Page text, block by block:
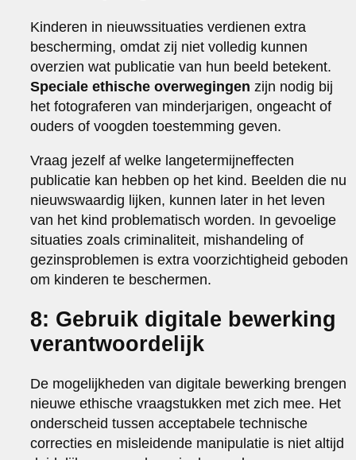
Kinderen in nieuwssituaties verdienen extra
bescherming, omdat zij niet volledig kunnen
overzien wat publicatie van hun beeld betekent.
Speciale ethische overwegingen zijn nodig bij
het fotograferen van minderjarigen, ongeacht of
ouders of voogden toestemming geven.
Vraag jezelf af welke langetermijneffecten
publicatie kan hebben op het kind. Beelden die nu
nieuwswaardig lijken, kunnen later in het leven
van het kind problematisch worden. In gevoelige
situaties zoals criminaliteit, mishandeling of
gezinsproblemen is extra voorzichtigheid geboden
om kinderen te beschermen.
8: Gebruik digitale bewerking
verantwoordelijk
De mogelijkheden van digitale bewerking brengen
nieuwe ethische vraagstukken met zich mee. Het
onderscheid tussen acceptabele technische
correcties en misleidende manipulatie is niet altijd